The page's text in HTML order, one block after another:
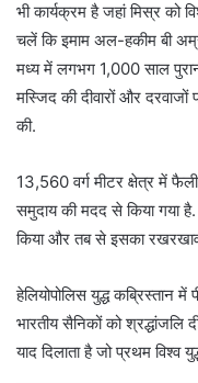
भी कार्यक्रम है जहां मिस्र को
चलें कि इमाम अल-हकीम बी
मध्य में लगभग 1,000 साल
मस्जिद की दीवारों और
की.
13,560 वर्ग मीटर क्षेत्र में फैली
समुदाय की मदद से किया गया
किया और तब से इसका
हेलियोपोलिस युद्ध कब्रिस्तान में
भारतीय सैनिकों को
याद दिलाता है जो प्रथम